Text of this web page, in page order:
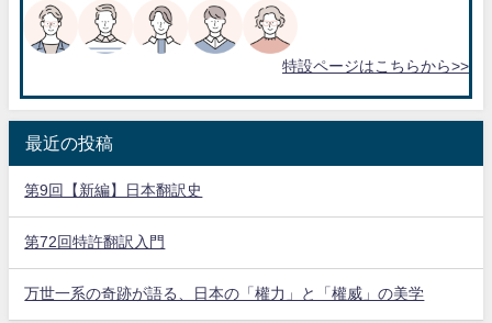
特設ページはこちらから>>
最近の投稿
第9回【新編】日本翻訳史
第72回特許翻訳入門
万世一系の奇跡が語る、日本の「權力」と「權威」の美学